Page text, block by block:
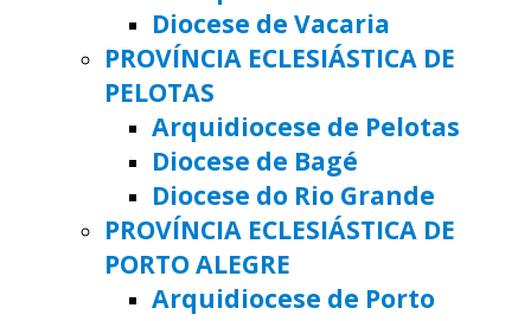
Diocese de Vacaria
PROVÍNCIA ECLESIÁSTICA DE
PELOTAS
Arquidiocese de Pelotas
Diocese de Bagé
Diocese do Rio Grande
PROVÍNCIA ECLESIÁSTICA DE
PORTO ALEGRE
Arquidiocese de Porto